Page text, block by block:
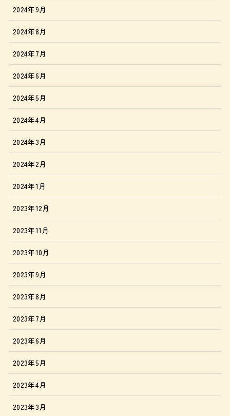
2024年9月
2024年8月
2024年7月
2024年6月
2024年5月
2024年4月
2024年3月
2024年2月
2024年1月
2023年12月
2023年11月
2023年10月
2023年9月
2023年8月
2023年7月
2023年6月
2023年5月
2023年4月
2023年3月